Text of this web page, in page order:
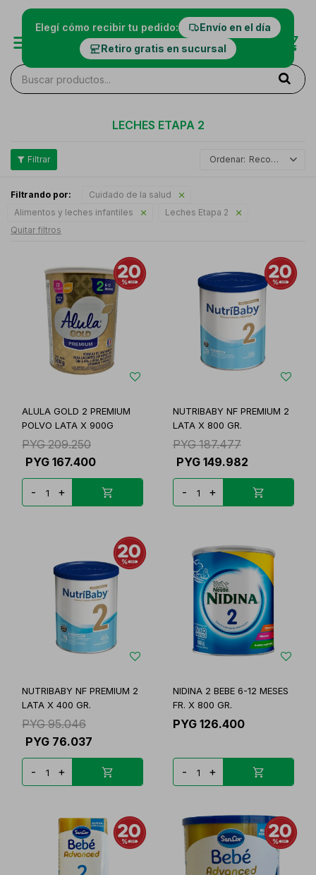
Elegí cómo recibir tu pedido:
Envío en el día
Retiro gratis en sucursal
LECHES ETAPA 2
Recomendados
Filtrando por:
Cuidado de la salud
Alimentos y leches infantiles
Leches Etapa 2
Quitar filtros
ALULA GOLD 2 PREMIUM
POLVO LATA X 900G
PYG 209.250
PYG 167.400
- +
NUTRIBABY NF PREMIUM 2
LATA X 800 GR.
PYG 187.477
PYG 149.982
- +
NUTRIBABY NF PREMIUM 2
LATA X 400 GR.
PYG 95.046
PYG 76.037
- +
NIDINA 2 BEBE 6-12 MESES
FR. X 800 GR.
PYG 126.400
- +